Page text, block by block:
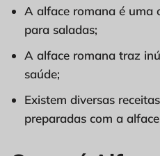
A alface romana é uma
para saladas;
A alface romana traz
saúde;
Existem diversas
preparadas com a